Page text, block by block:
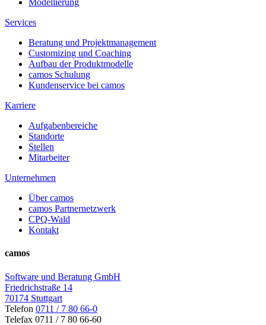
Modellierung
Services
Beratung und Projektmanagement
Customizing und Coaching
Aufbau der Produktmodelle
camos Schulung
Kundenservice bei camos
Karriere
Aufgabenbereiche
Standorte
Stellen
Mitarbeiter
Unternehmen
Über camos
camos Partnernetzwerk
CPQ-Wald
Kontakt
camos
Software und Beratung GmbH
Friedrichstraße 14
70174 Stuttgart
Telefon 0711 / 7 80 66-0
Telefax 0711 / 7 80 66-60